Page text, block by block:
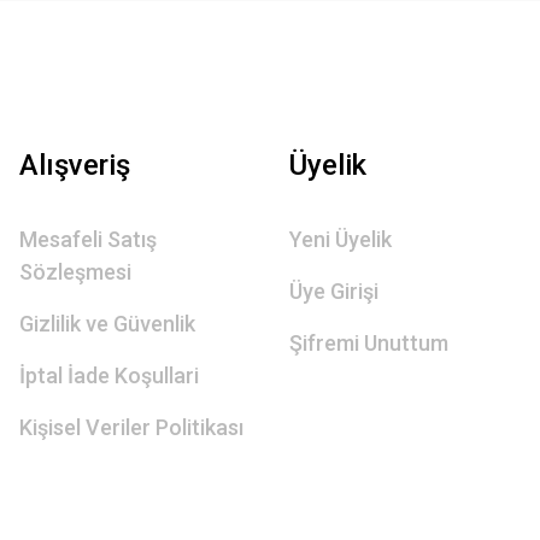
Alışveriş
Mesafeli Satış
Sözleşmesi
Gizlilik ve Güvenlik
İptal İade Koşullari
Kişisel Veriler Politikası
Üyelik
Yeni Üyelik
Üye Girişi
Şifremi Unuttum